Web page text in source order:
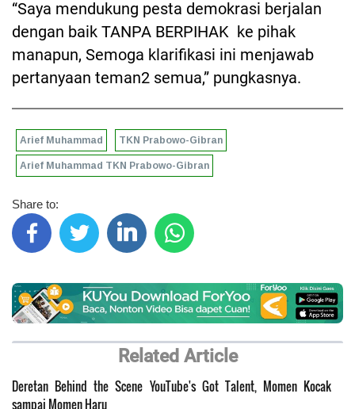
“Saya mendukung pesta demokrasi berjalan
dengan baik TANPA BERPIHAK ke pihak
manapun, Semoga klarifikasi ini menjawab
pertanyaan teman2 semua,” pungkasnya.
Arief Muhammad TKN Prabowo-Gibran
Arief Muhammad TKN Prabowo-Gibran
Share to:
Related Article
Deretan Behind the Scene YouTube's Got Talent, Momen Kocak
sampai Momen Haru